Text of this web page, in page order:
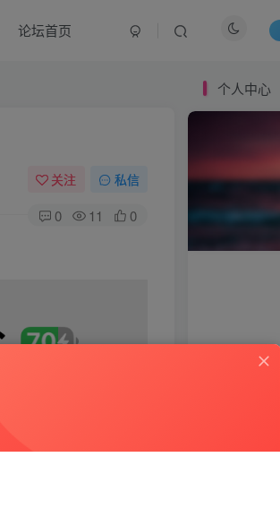
论坛首页
关注 私信
0 11 0
个人中心